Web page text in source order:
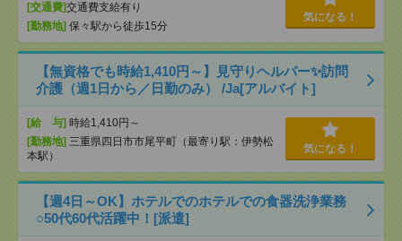
[交通費]交通費支給有り
[勤務地] 保々駅から徒歩15分
気になる！
【無資格でも時給1,410円～】見守りヘルパー✨訪問
介護（週1日から／日勤のみ） /Ja[アルバイト]
[給 与] 時給1,410円～
[勤務地] 三重県四日市市尾平町（最寄り駅：伊勢松
本駅）
気になる！
【週4日～OK】ホテルでのホテルでの食器洗浄業務
○50代60代活躍中！[派遣]